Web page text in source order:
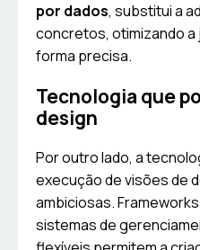
por dados, substitui a
concretos, otimizando a
forma precisa.
Tecnologia que
design
Por outro lado, a
execução de visões de
ambiciosas.
sistemas de